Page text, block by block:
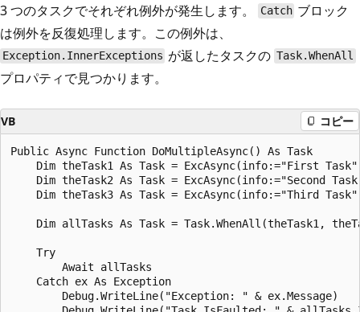
3 つのタスクでそれぞれ例外が発生します。
Catch ブロック
は例外を反復処理します。この例外は、
Exception.InnerExceptions が返したタスクの Task.WhenAll
プロパティで見つかります。
VB コピー
Public Async Function DoMultipleAsync() As Task
Dim theTask1 As Task = ExcAsync(info:="First
Dim theTask2 As Task = ExcAsync(info:="Second
Dim theTask3 As Task = ExcAsync(info:="Third
Dim allTasks As Task = Task.WhenAll(theTask1,
    Try
        Await allTasks
    Catch ex As Exception
        Debug.WriteLine("Exception: " & ex.Message)